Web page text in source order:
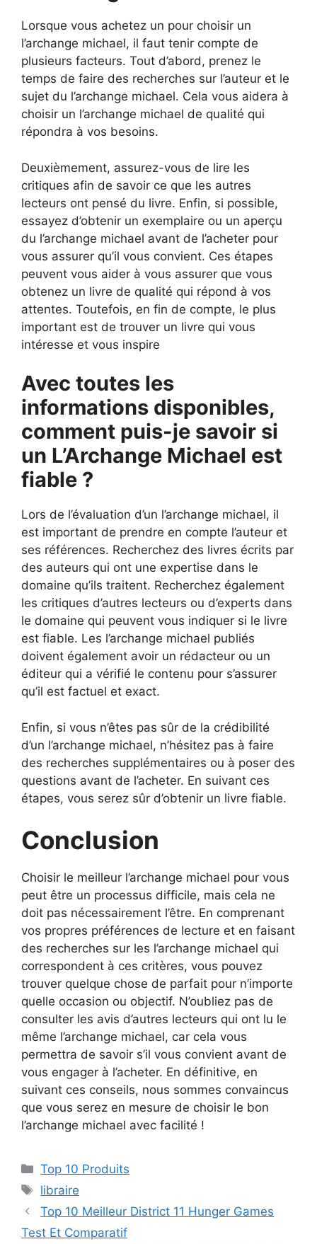
Lorsque vous achetez un pour choisir un
l’archange michael, il faut tenir compte de
plusieurs facteurs. Tout d’abord, prenez le
temps de faire des recherches sur l’auteur et le
sujet du l’archange michael. Cela vous aidera à
choisir un l’archange michael de qualité qui
répondra à vos besoins.
Deuxièmement, assurez-vous de lire les
critiques afin de savoir ce que les autres
lecteurs ont pensé du livre. Enfin, si possible,
essayez d’obtenir un exemplaire ou un aperçu
du l’archange michael avant de l’acheter pour
vous assurer qu’il vous convient. Ces étapes
peuvent vous aider à vous assurer que vous
obtenez un livre de qualité qui répond à vos
attentes. Toutefois, en fin de compte, le plus
important est de trouver un livre qui vous
intéresse et vous inspire
Avec toutes les
informations disponibles,
comment puis-je savoir si
un L’Archange Michael est
fiable ?
Lors de l’évaluation d’un l’archange michael, il
est important de prendre en compte l’auteur et
ses références. Recherchez des livres écrits par
des auteurs qui ont une expertise dans le
domaine qu’ils traitent. Recherchez également
les critiques d’autres lecteurs ou d’experts dans
le domaine qui peuvent vous indiquer si le livre
est fiable. Les l’archange michael publiés
doivent également avoir un rédacteur ou un
éditeur qui a vérifié le contenu pour s’assurer
qu’il est factuel et exact.
Enfin, si vous n’êtes pas sûr de la crédibilité
d’un l’archange michael, n’hésitez pas à faire
des recherches supplémentaires ou à poser des
questions avant de l’acheter. En suivant ces
étapes, vous serez sûr d’obtenir un livre fiable.
Conclusion
Choisir le meilleur l’archange michael pour vous
peut être un processus difficile, mais cela ne
doit pas nécessairement l’être. En comprenant
vos propres préférences de lecture et en faisant
des recherches sur les l’archange michael qui
correspondent à ces critères, vous pouvez
trouver quelque chose de parfait pour n’importe
quelle occasion ou objectif. N’oubliez pas de
consulter les avis d’autres lecteurs qui ont lu le
même l’archange michael, car cela vous
permettra de savoir s’il vous convient avant de
vous engager à l’acheter. En définitive, en
suivant ces conseils, nous sommes convaincus
que vous serez en mesure de choisir le bon
l’archange michael avec facilité !
Top 10 Produits
libraire
Top 10 Meilleur District 11 Hunger Games
Test Et Comparatif